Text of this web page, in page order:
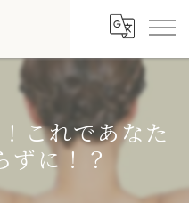
これであなた
ずに！？